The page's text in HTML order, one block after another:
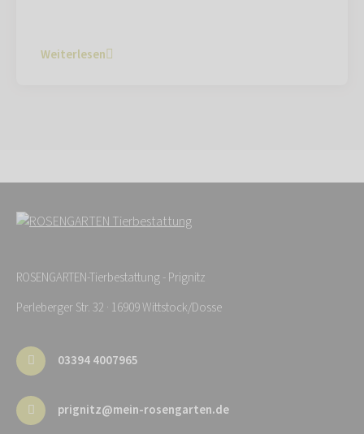
Weiterlesen
ROSENGARTEN-Tierbestattung - Prignitz
Perleberger Str. 32 · 16909 Wittstock/Dosse
03394 4007965
prignitz@mein-rosengarten.de